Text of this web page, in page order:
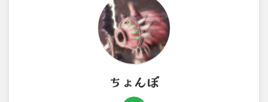
ちょんぼ